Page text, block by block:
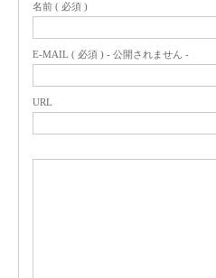
名前 ( 必須 )
E-MAIL ( 必須 ) - 公開されません -
URL